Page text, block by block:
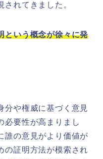
されてきました。
という概念が徐々に発
分や権威に基づく意見
必要性が高まりまし
誰の意見がより価値が
の証明方法が模索され